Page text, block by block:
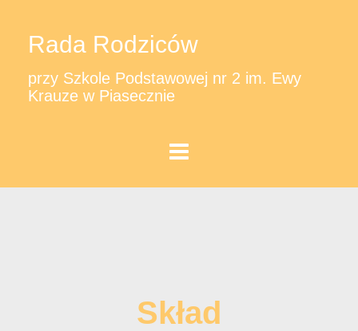
Rada Rodziców
przy Szkole Podstawowej nr 2 im. Ewy
Krauze w Piasecznie
Skład